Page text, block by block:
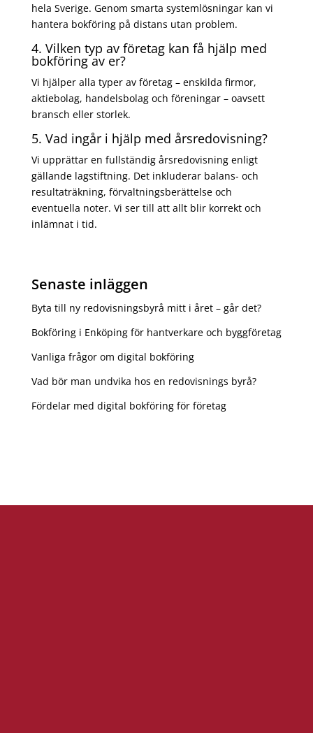
hela Sverige. Genom smarta systemlösningar kan vi
hantera bokföring på distans utan problem.
4. Vilken typ av företag kan få hjälp med
bokföring av er?
Vi hjälper alla typer av företag – enskilda firmor,
aktiebolag, handelsbolag och föreningar – oavsett
bransch eller storlek.
5. Vad ingår i hjälp med årsredovisning?
Vi upprättar en fullständig årsredovisning enligt
gällande lagstiftning. Det inkluderar balans- och
resultaträkning, förvaltningsberättelse och
eventuella noter. Vi ser till att allt blir korrekt och
inlämnat i tid.
Senaste inläggen
Byta till ny redovisningsbyrå mitt i året – går det?
Bokföring i Enköping för hantverkare och byggföretag
Vanliga frågor om digital bokföring
Vad bör man undvika hos en redovisnings byrå?
Fördelar med digital bokföring för företag